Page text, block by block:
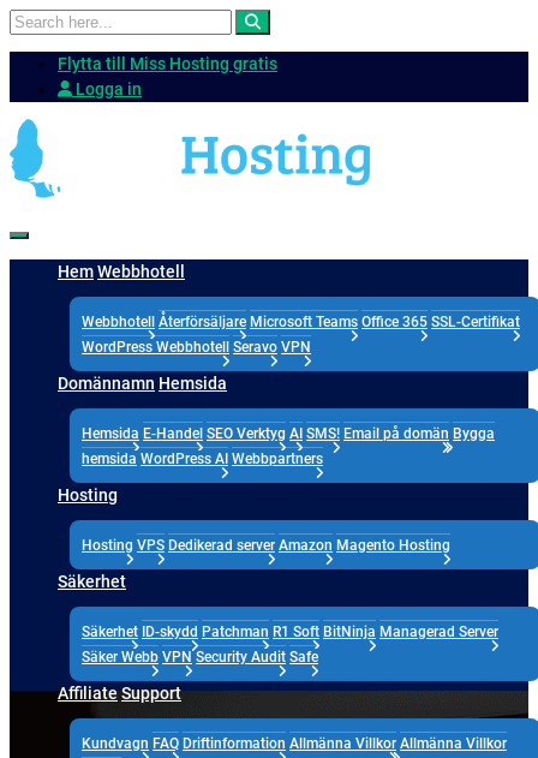
Flytta till Miss Hosting gratis
Logga in
HemWebbhotell
Webbhotell Återförsäljare Microsoft Teams Office 365 SSL-Certifikat
WordPress Webbhotell
Seravo VPN
Domännamn Hemsida
Hemsida E-Handel SEO Verktyg AI SMS! Email på domän Bygga
hemsida WordPress AI Webbpartners
Hosting
Hosting VPS Dedikerad server Amazon Magento Hosting
Säkerhet
Säkerhet ID-skydd Patchman R1 Soft BitNinja Managerad Server
Säker Webb VPN Security Audit Safe
AffiliateSupport
Kundvagn FAQ Driftinformation Allmänna Villkor Allmänna Villkor